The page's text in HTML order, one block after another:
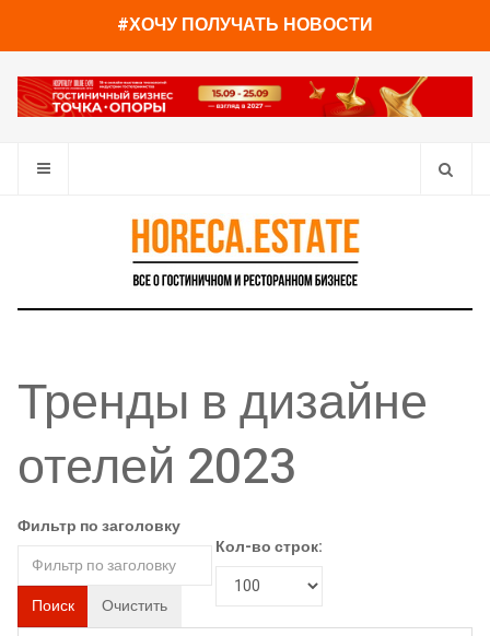
#ХОЧУ ПОЛУЧАТЬ НОВОСТИ
Тренды в дизайне
отелей 2023
Фильтр по заголовку
Поиск Очистить
Кол-во строк: